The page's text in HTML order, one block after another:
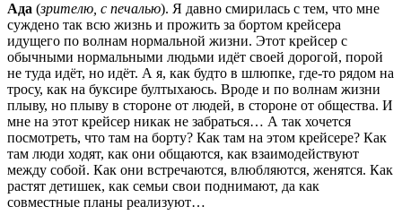
Ада (зрителю, с печалью). Я давно смирилась с тем, что мне
суждено так всю жизнь и прожить за бортом крейсера
идущего по волнам нормальной жизни. Этот крейсер с
обычными нормальными людьми идёт своей дорогой, порой
не туда идёт, но идёт. А я, как будто в шлюпке, где-то рядом на
тросу, как на буксире бултыхаюсь. Вроде и по волнам жизни
плыву, но плыву в стороне от людей, в стороне от общества. И
мне на этот крейсер никак не забраться… А так хочется
посмотреть, что там на борту? Как там на этом крейсере? Как
там люди ходят, как они общаются, как взаимодействуют
между собой. Как они встречаются, влюбляются, женятся. Как
растят детишек, как семьи свои поднимают, да как
совместные планы реализуют…